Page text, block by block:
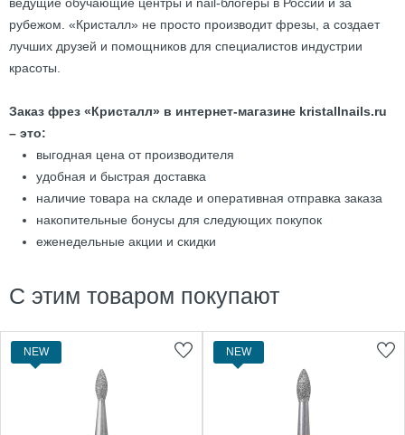
рубежом. «Кристалл» не просто производит фрезы, а создает
лучших друзей и помощников для специалистов индустрии
красоты.
Заказ фрез «Кристалл» в интернет-магазине kristallnails.ru
– это:
выгодная цена от производителя
удобная и быстрая доставка
наличие товара на складе и оперативная отправка заказа
накопительные бонусы для следующих покупок
еженедельные акции и скидки
С этим товаром покупают
NEW NEW